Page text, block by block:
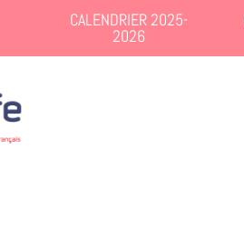
CALENDRIER 2025-
2026